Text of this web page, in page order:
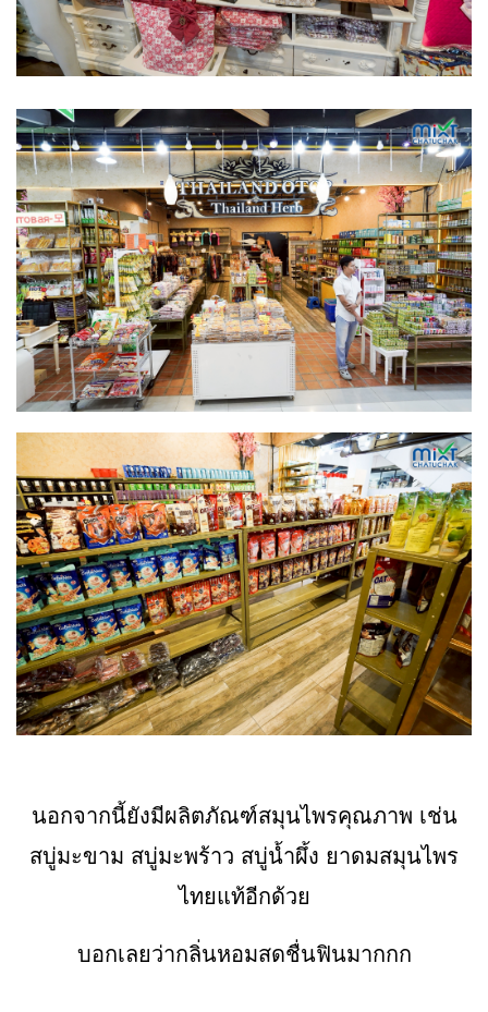
นอกจากนี้ยังมีผลิตภัณฑ์สมุนไพรคุณภาพ เช่น
สบู่มะขาม สบู่มะพร้าว สบู่น้ำผึ้ง ยาดมสมุนไพร
ไทยแท้อีกด้วย
บอกเลยว่ากลิ่นหอมสดชื่นฟินมากกก